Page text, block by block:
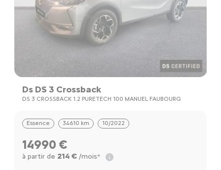
Ds DS 3 Crossback
DS 3 CROSSBACK 1.2 PURETECH 100 MANUEL FAUBOURG
Essence 34610 km 10/2022
14990 €
à partir de 214 €/mois*